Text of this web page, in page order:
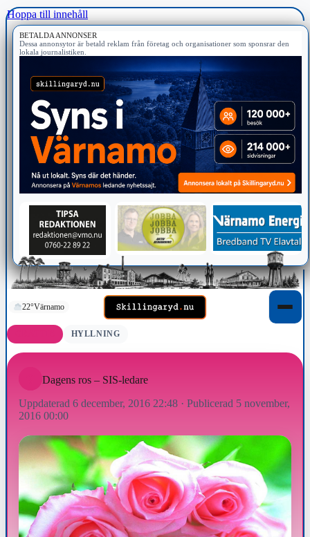
Hoppa till innehåll
BETALDA ANNONSER
Dessa annonsytor är betald reklam från företag och organisationer som sponsrar den
lokala journalistiken.
22°Värnamo
HYLLNING
Dagens ros – SIS-ledare
Uppdaterad 6 december, 2016 22:48 · Publicerad 5 november,
2016 00:00